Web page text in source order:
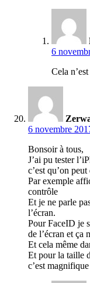
6
Cela
6 novembre
Bonsoir à tous,
J’ai pu tester
c’est qu’on
Par exemple
contrôle
Et je ne parle
l’écran.
Pour FaceID je
de l’écran et ça
Et cela même
Et pour la taille
c’est